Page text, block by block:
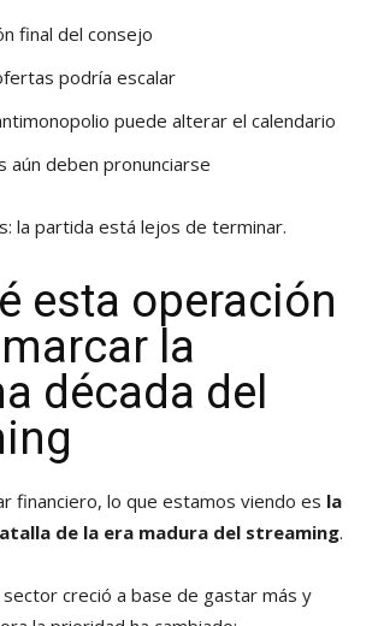
final del consejo
podría escalar
puede alterar el calendario
aún deben pronunciarse
la partida está lejos de terminar.
esta operación
la
década del
financiero, lo que estamos viendo es la
de la era madura del streaming.
creció a base de gastar más y